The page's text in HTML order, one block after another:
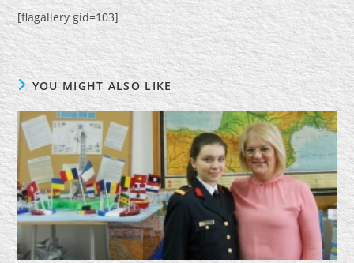
[flagallery gid=103]
YOU MIGHT ALSO LIKE